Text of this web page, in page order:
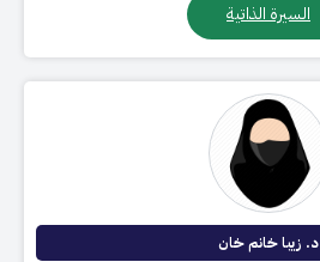
السيرة الذاتية
د. زيبا خانم خان